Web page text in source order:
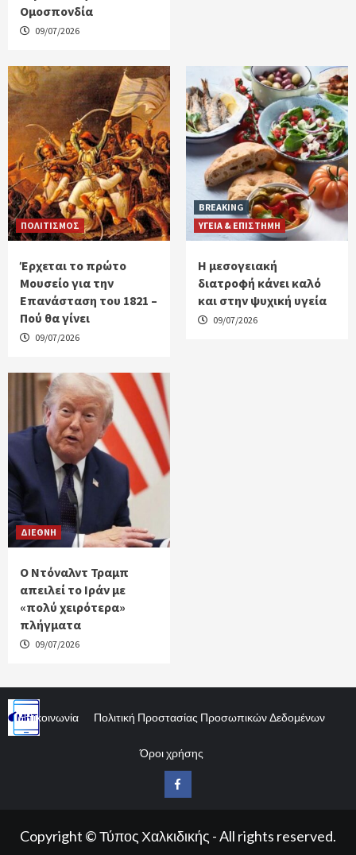
Ομοσπονδία
09/07/2026
ΠΟΛΙΤΙΣΜΟΣ
Έρχεται το πρώτο
Μουσείο για την
Επανάσταση του 1821 –
Πού θα γίνει
09/07/2026
BREAKING
ΥΓΕΙΑ & ΕΠΙΣΤΗΜΗ
H μεσογειακή
διατροφή κάνει καλό
και στην ψυχική υγεία
09/07/2026
ΔΙΕΘΝΗ
Ο Ντόναλντ Τραμπ
απειλεί το Ιράν με
«πολύ χειρότερα»
πλήγματα
09/07/2026
Επικοινωνία Πολιτική Προστασίας Προσωπικών Δεδομένων
Όροι χρήσης
Facebook
Copyright © Τύπος Χαλκιδικής - All rights reserved.